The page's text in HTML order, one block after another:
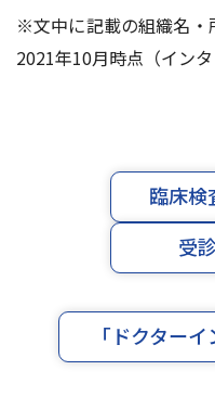
※文中に記載の組織名・
2021年10月時点（イン
臨床検
受
「ドクター